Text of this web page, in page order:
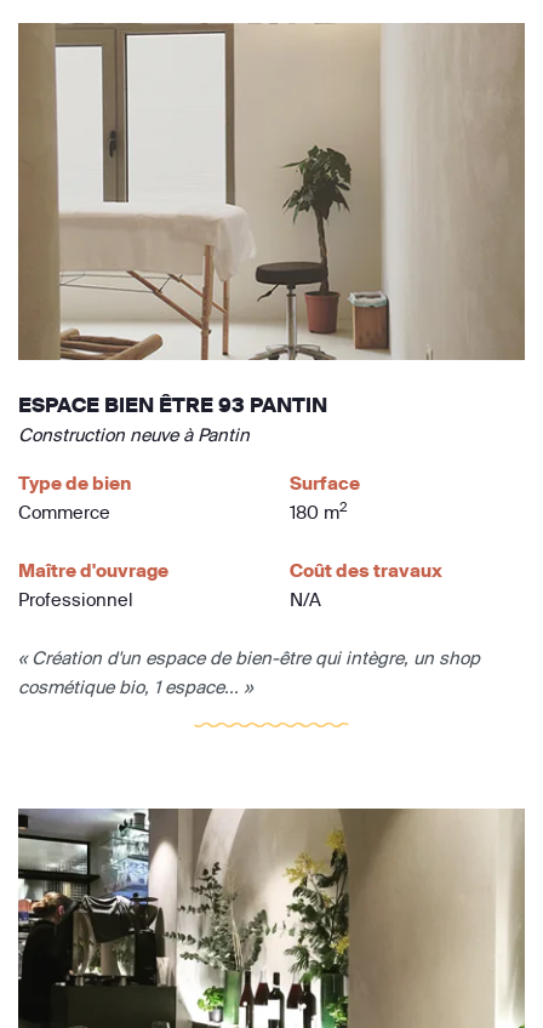
ESPACE BIEN ÊTRE 93 PANTIN
Construction neuve à Pantin
Type de bien
Commerce
Surface
180 m2
Maître d'ouvrage
Professionnel
Coût des travaux
N/A
« Création d'un espace de bien-être qui intègre, un shop
cosmétique bio, 1 espace... »